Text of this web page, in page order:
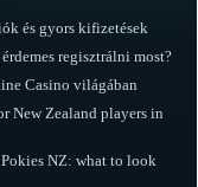
és gyors kifizetések
regisztrálni most?
Casino világában
New Zealand players in
NZ: what to look